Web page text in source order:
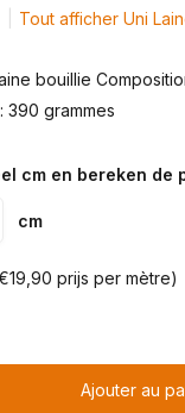
Tout afficher Uni
bouillie
390 grammes
cm en bereken de
cm
prijs per mètre)
Ajouter au